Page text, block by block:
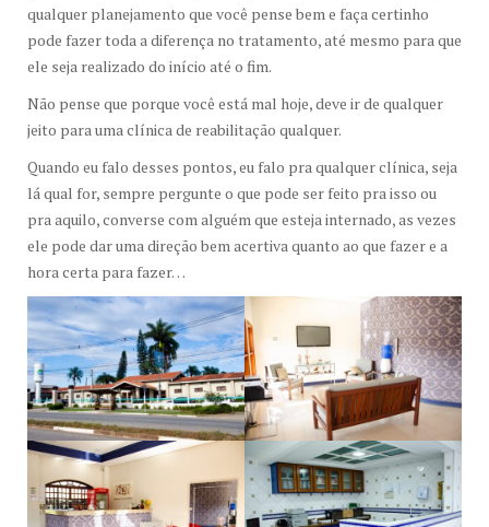
qualquer planejamento que você pense bem e faça certinho
pode fazer toda a diferença no tratamento, até mesmo para que
ele seja realizado do início até o fim.
Não pense que porque você está mal hoje, deve ir de qualquer
jeito para uma clínica de reabilitação qualquer.
Quando eu falo desses pontos, eu falo pra qualquer clínica, seja
lá qual for, sempre pergunte o que pode ser feito pra isso ou
pra aquilo, converse com alguém que esteja internado, as vezes
ele pode dar uma direção bem acertiva quanto ao que fazer e a
hora certa para fazer…